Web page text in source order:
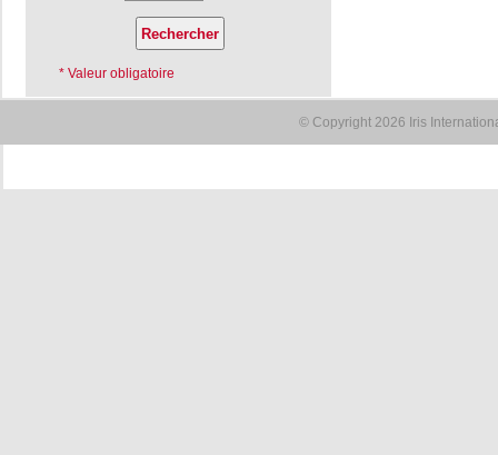
* Valeur obligatoire
© Copyright 2026 Iris